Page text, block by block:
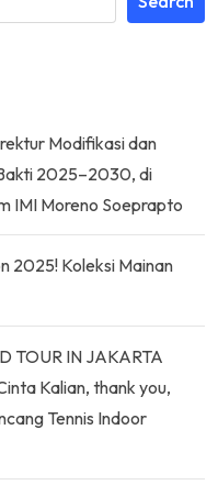
Modifikasi dan
2025–2030, di
IMI Moreno Soeprapto
2025! Koleksi Mainan
TOUR IN JAKARTA
Kalian, thank you,
Tennis Indoor